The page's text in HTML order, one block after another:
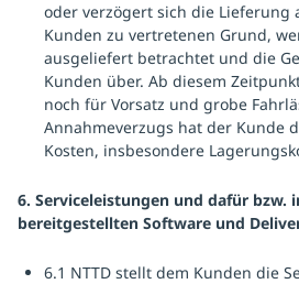
oder verzögert sich die Lieferung
Kunden zu vertretenen Grund,
ausgeliefert betrachtet und die
Kunden über. Ab diesem
noch für Vorsatz und grobe
Annahmeverzugs hat der Kunde
Kosten, insbesondere
6. Serviceleistungen und dafür bzw.
bereitgestellten Software und
6.1 NTTD stellt dem Kunden die